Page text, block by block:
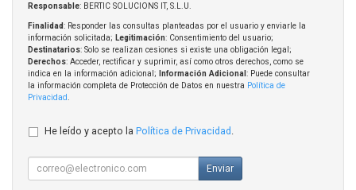
Responsable: BERTIC SOLUCIONS IT, S.L.U.
Finalidad: Responder las consultas planteadas por el usuario y enviarle la
información solicitada; Legitimación: Consentimiento del usuario;
Destinatarios: Solo se realizan cesiones si existe una obligación legal;
Derechos: Acceder, rectificar y suprimir, así como otros derechos, como se
indica en la información adicional;
Información Adicional : Puede consultar
la información completa de Protección de Datos en nuestra Política de
Privacidad
He leído y acepto la Política de Privacidad
Enviar